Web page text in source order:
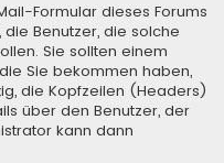
Formular dieses Forums
Benutzer, die solche
Sie sollten einem
Sie bekommen haben,
die Kopfzeilen (Headers)
über den Benutzer, der
kann dann